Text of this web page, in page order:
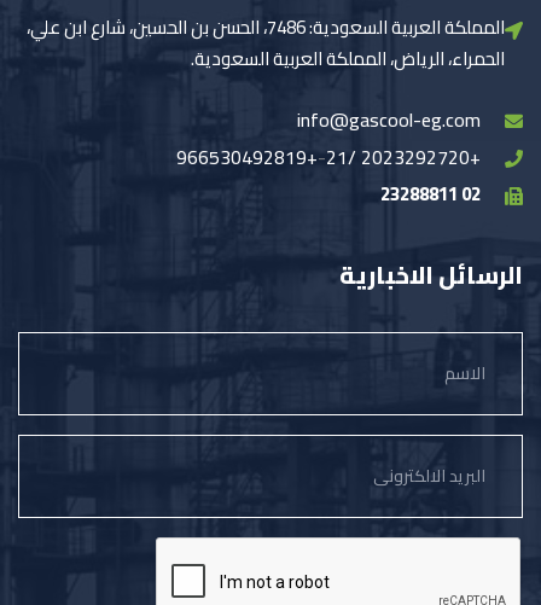
المملكة العربية السعودية: 7486، الحسن بن الحسين، شارع ابن علي،
الحمراء، الرياض، المملكة العربية السعودية.
info@gascool-eg.com
+2023292720 /21
-
+966530492819
02 23288811
الرسائل الاخبارية